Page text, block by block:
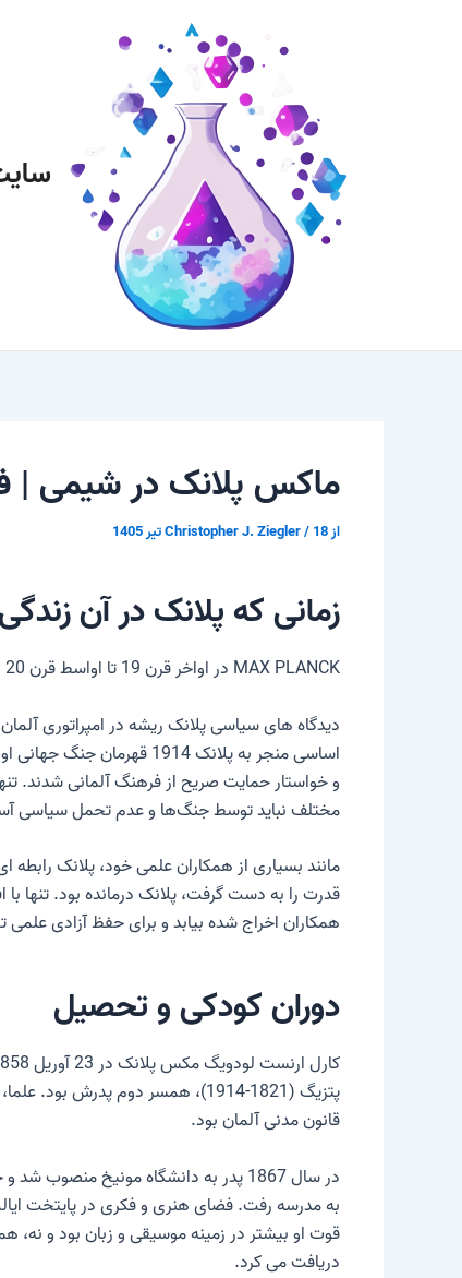
ماکس پلانک در شیمی |
از Christopher J. Ziegler/18 تیر 1405
زمانی که پلانک در آن
MAX PLANCK در اواخر قرن 19 تا اواسط قرن 20 زندگی می کرد. او آگاهانه هر دو جنگ جهانی را تجربه کرد.
دیدگاه های سیاسی پلانک ریشه در امپراتوری
اساسی منجر بهپلانک
1914 قهرمان جنگ
و خواستار حمایت صریح از فرهنگ آلمانی شدند.
مختلف نباید توسط جنگ‌ها و عدم تحمل سیاسی
همکاران اخراج شده بیابد و برای حفظ آزادی
دوران کودکی و تحصیل
قانون مدنی آلمان بود.
در سال 1867 پدر به دانشگاه مونیخ
به مدرسه رفت. فضای هنری و فکری در پایتخت
دریافت می کرد.